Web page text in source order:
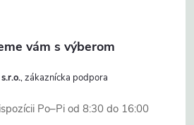
Po–Pi od 8:30 do 16:00